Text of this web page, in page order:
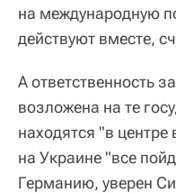
на международную
действуют вместе,
А ответственность
возложена на те
находятся "в
на Украине "все
Германию, уверен